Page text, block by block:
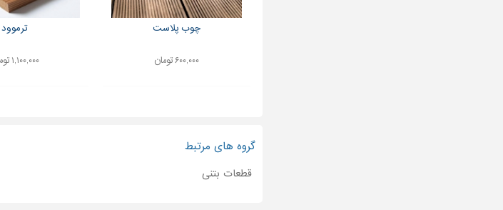
چوب پلاست
۶۰۰,۰۰۰ تومان
ترموود
۱,۱۰۰,۰۰۰ تومان
گروه های مرتبط
قطعات بتنی